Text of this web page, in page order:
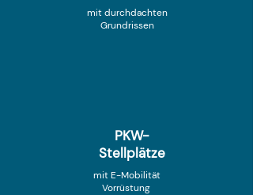
mit durchdachten
Grundrissen
PKW-
Stellplätze
mit E-Mobilität
Vorrüstung